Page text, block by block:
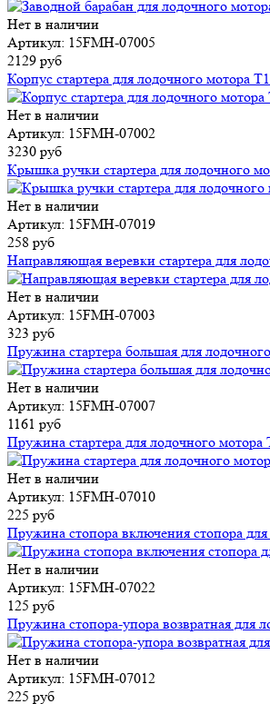
Нет в наличии
Артикул: 15FMH-07005
2129 руб
Корпус стартера для лодочного мотора
Нет в наличии
Артикул: 15FMH-07002
3230 руб
Крышка ручки стартера для лодочного
Нет в наличии
Артикул: 15FMH-07019
258 руб
Направляющая веревки стартера для
Нет в наличии
Артикул: 15FMH-07003
323 руб
Пружина стартера большая для
Нет в наличии
Артикул: 15FMH-07007
1161 руб
Пружина стартера для лодочного
Нет в наличии
Артикул: 15FMH-07010
225 руб
Пружина стопора включения стопора
Нет в наличии
Артикул: 15FMH-07022
125 руб
Пружина стопора-упора возвратная для
Нет в наличии
Артикул: 15FMH-07012
225 руб